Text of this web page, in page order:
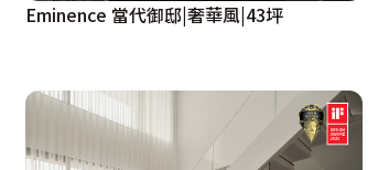
Eminence 當代御邸|奢華風|43坪